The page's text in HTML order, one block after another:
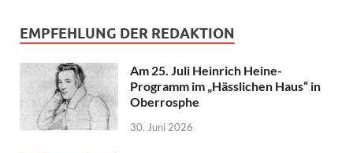
EMPFEHLUNG DER REDAKTION
Am 25. Juli Heinrich Heine-
Programm im „Hässlichen Haus“ in
Oberrosphe
30. Juni 2026